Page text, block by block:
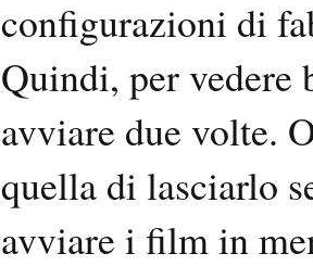
configurazioni di
Quindi, per vedere
avviare due volte.
quella di lasciarlo
avviare i film in